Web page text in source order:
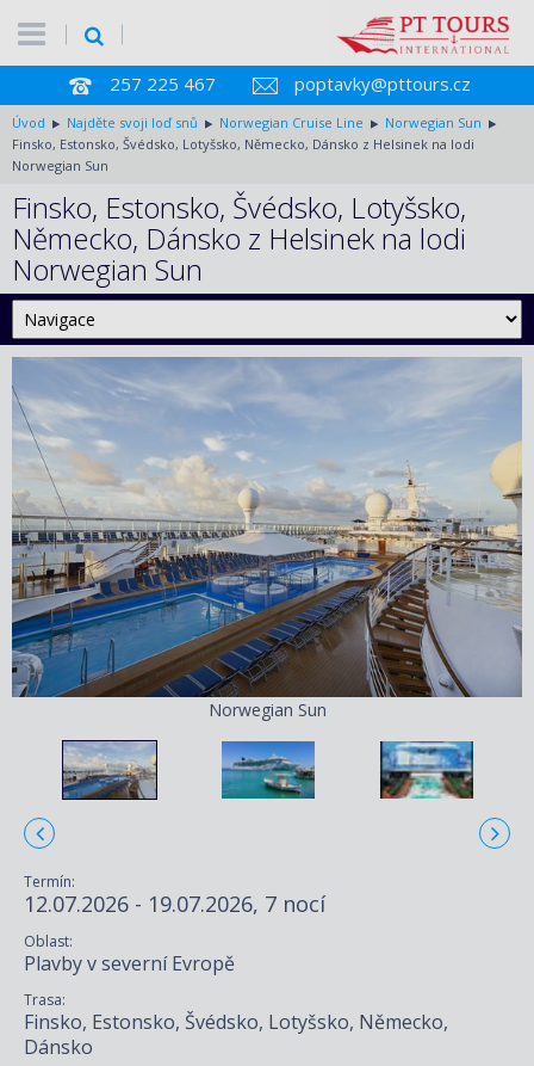
257 225 467 poptavky@pttours.cz
Úvod Najděte svoji loď snů Norwegian Cruise Line
Norwegian Sun
Finsko, Estonsko, Švédsko, Lotyšsko, Německo, Dánsko z Helsinek na lodi
Norwegian Sun
Finsko, Estonsko, Švédsko, Lotyšsko,
Německo, Dánsko z Helsinek na lodi
Norwegian Sun
Norwegian Sun
Termín:
12.07.2026 - 19.07.2026, 7 nocí
Oblast:
Plavby v severní Evropě
Trasa:
Finsko, Estonsko, Švédsko, Lotyšsko, Německo,
Dánsko